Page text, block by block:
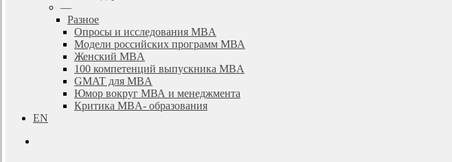
—
Разное
Опросы и исследования MBA
Модели российских программ МВА
Женский MBA
100 компетенций выпускника MBA
GMAT для MBA
Юмор вокруг МВА и менеджмента
Критика MBA- образования
EN